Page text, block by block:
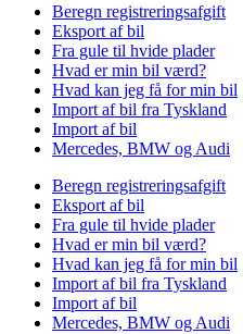
Beregn registreringsafgift
Eksport af bil
Fra gule til hvide plader
Hvad er min bil værd?
Hvad kan jeg få for min bil
Import af bil fra Tyskland
Import af bil
Mercedes, BMW og Audi
Beregn registreringsafgift
Eksport af bil
Fra gule til hvide plader
Hvad er min bil værd?
Hvad kan jeg få for min bil
Import af bil fra Tyskland
Import af bil
Mercedes, BMW og Audi